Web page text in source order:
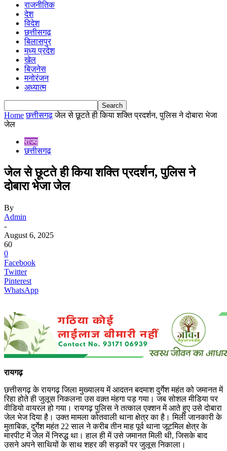
राजनीतिक
देश
विदेश
छत्तीसगढ़
बिलासपुर
मध्य प्रदेश
खेल
बिज़नेस
मनोरंजन
अध्यात्म
Home छत्तीसगढ़ जेल से छूटते ही किया शक्ति प्रदर्शन, पुलिस ने दोबारा भेजा
जेल
राज्य
छत्तीसगढ़
जेल से छूटते ही किया शक्ति प्रदर्शन, पुलिस ने
दोबारा भेजा जेल
By
Admin
-
August 6, 2025
60
0
Facebook
Twitter
Pinterest
WhatsApp
रायगढ़
छत्तीसगढ़ के रायगढ़ जिला मुख्यालय में आदतन बदमाश दुर्गेश महंत को जमानत में
रिहा होते ही जुलूस निकलना उस वक़्त मंहगा पड़ गया। जब सोशल मीडिया पर
वीडियो वायरल हो गया। रायगढ़ पुलिस ने तत्काल एक्शन में आते हुए उसे दोबारा
जेल भेज दिया है। उक्त मामला कोतवाली थाना क्षेत्र का है। मिली जानकारी के
मुताबिक, दुर्गेश महंत 22 साल ने करीब तीन माह पूर्व थाना जूटमिल क्षेत्र के
मारपीट में जेल में निरुद्ध था। हाल ही में उसे जमानत मिली थी, जिसके बाद
उसने अपने साथियों के साथ शहर की सड़कों पर जुलूस निकाला।